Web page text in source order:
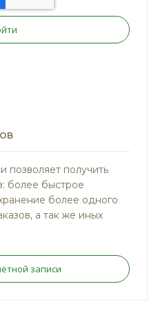
позволяет получить
более быстрое
более одного
а так же иных
записи